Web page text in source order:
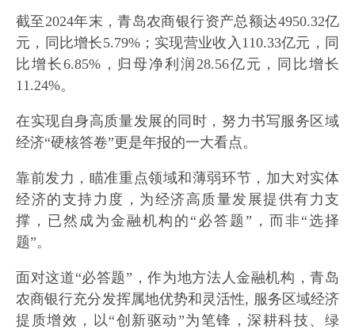
截至2024年末，青岛农商银行资产总额达4950.32亿
元，同比增长5.79%；实现营业收入110.33亿元，同
比增长6.85%，归母净利润28.56亿元，同比增长
11.24%。
在实现自身高质量发展的同时，努力书写服务区域
经济“硬核答卷”更是年报的一大看点。
靠前发力，瞄准重点领域和薄弱环节，加大对实体
经济的支持力度，为经济高质量发展提供有力支
撑，已然成为金融机构的“必答题”，而非“选择
题”。
面对这道“必答题”，作为地方法人金融机构，青岛
农商银行充分发挥属地优势和灵活性, 服务区域经济
提质增效，以“创新驱动”为笔锋，深耕科技、绿